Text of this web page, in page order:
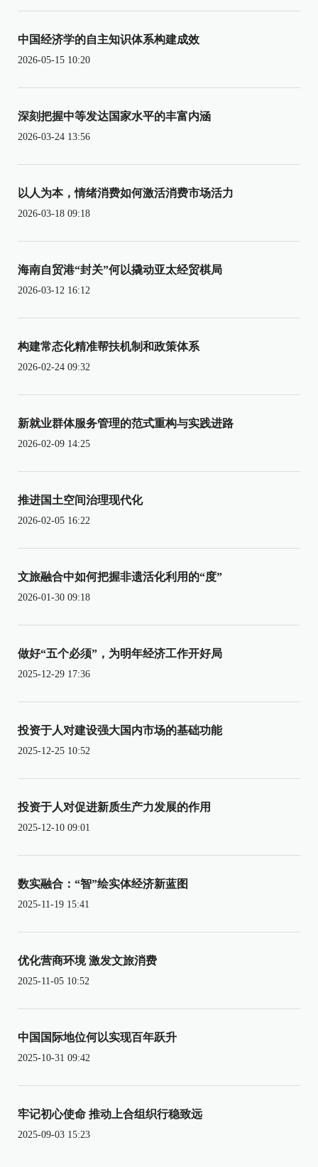
中国经济学的自主知识体系构建成效
2026-05-15 10:20
深刻把握中等发达国家水平的丰富内涵
2026-03-24 13:56
以人为本，情绪消费如何激活消费市场活力
2026-03-18 09:18
海南自贸港“封关”何以撬动亚太经贸棋局
2026-03-12 16:12
构建常态化精准帮扶机制和政策体系
2026-02-24 09:32
新就业群体服务管理的范式重构与实践进路
2026-02-09 14:25
推进国土空间治理现代化
2026-02-05 16:22
文旅融合中如何把握非遗活化利用的“度”
2026-01-30 09:18
做好“五个必须”，为明年经济工作开好局
2025-12-29 17:36
投资于人对建设强大国内市场的基础功能
2025-12-25 10:52
投资于人对促进新质生产力发展的作用
2025-12-10 09:01
数实融合：“智”绘实体经济新蓝图
2025-11-19 15:41
优化营商环境 激发文旅消费
2025-11-05 10:52
中国国际地位何以实现百年跃升
2025-10-31 09:42
牢记初心使命 推动上合组织行稳致远
2025-09-03 15:23